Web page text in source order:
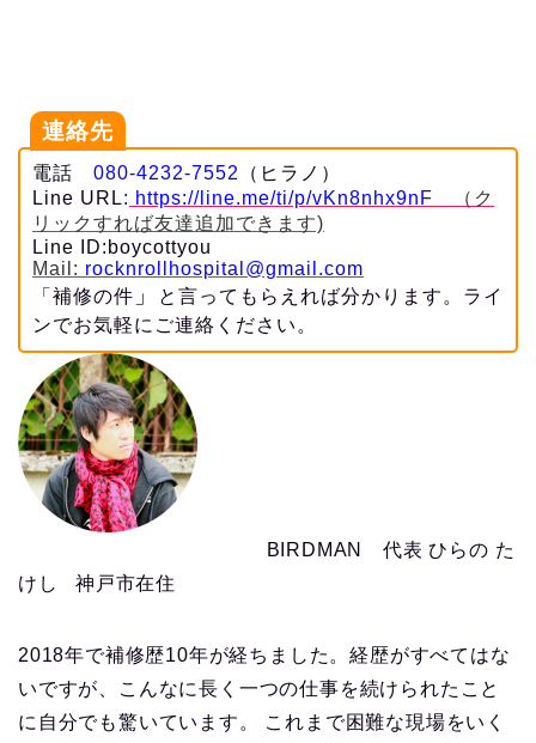
連絡先
電話 080-4232-7552
（ヒラノ）
Line URL: https://line.me/ti/p/vKn8nhx9nF
（ク
リックすれば友達追加できます)
Line ID:boycottyou
Mail: rocknrollhospital@gmail.com
「補修の件 」
と言ってもらえれば分かります。ライ
ンでお気軽にご連絡ください。
BIRDMAN 代表 ひらの た
けし 神戸市在住
2018年で補修歴10年が経ちました。経歴がすべてはな
いですが、こんなに長く一つの仕事を続けられたこと
に自分でも驚いています。 これまで困難な現場をいく